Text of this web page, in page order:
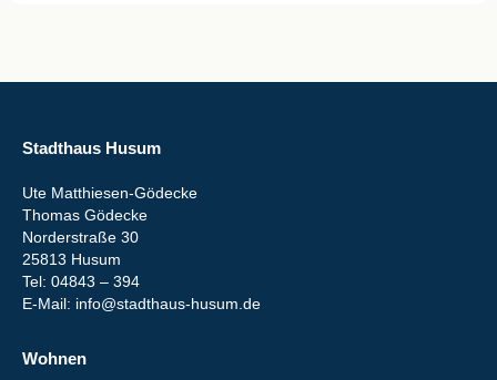
Stadthaus Husum
Ute Matthiesen-Gödecke
Thomas Gödecke
Norderstraße 30
25813 Husum
Tel: 04843 – 394
E-Mail: info@stadthaus-husum.de
Wohnen